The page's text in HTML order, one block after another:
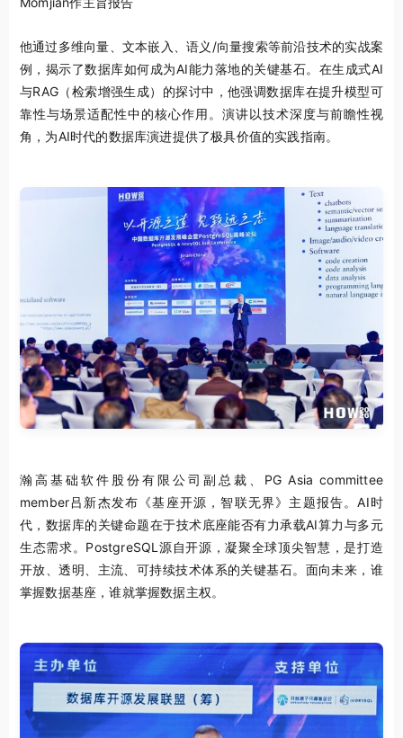
他通过多维向量、文本嵌入、语义/向量搜索等前沿技术的实战案
例，揭示了数据库如何成为AI能力落地的关键基石。在生成式AI
与RAG（检索增强生成）的探讨中，他强调数据库在提升模型可
靠性与场景适配性中的核心作用。演讲以技术深度与前瞻性视
角，为AI时代的数据库演进提供了极具价值的实践指南。
瀚高基础软件股份有限公司副总裁、PG Asia committee
member吕新杰发布《基座开源，智联无界》主题报告。AI时
代，数据库的关键命题在于技术底座能否有力承载AI算力与多元
生态需求。PostgreSQL源自开源，凝聚全球顶尖智慧，是打造
开放、透明、主流、可持续技术体系的关键基石。面向未来，谁
掌握数据基座，谁就掌握数据主权。